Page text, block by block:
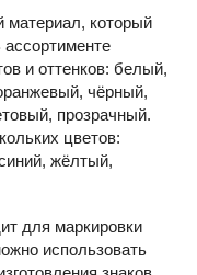
который
и оттенков: белый,
чёрный,
прозрачный.
цветов:
жёлтый,
для маркировки
использовать